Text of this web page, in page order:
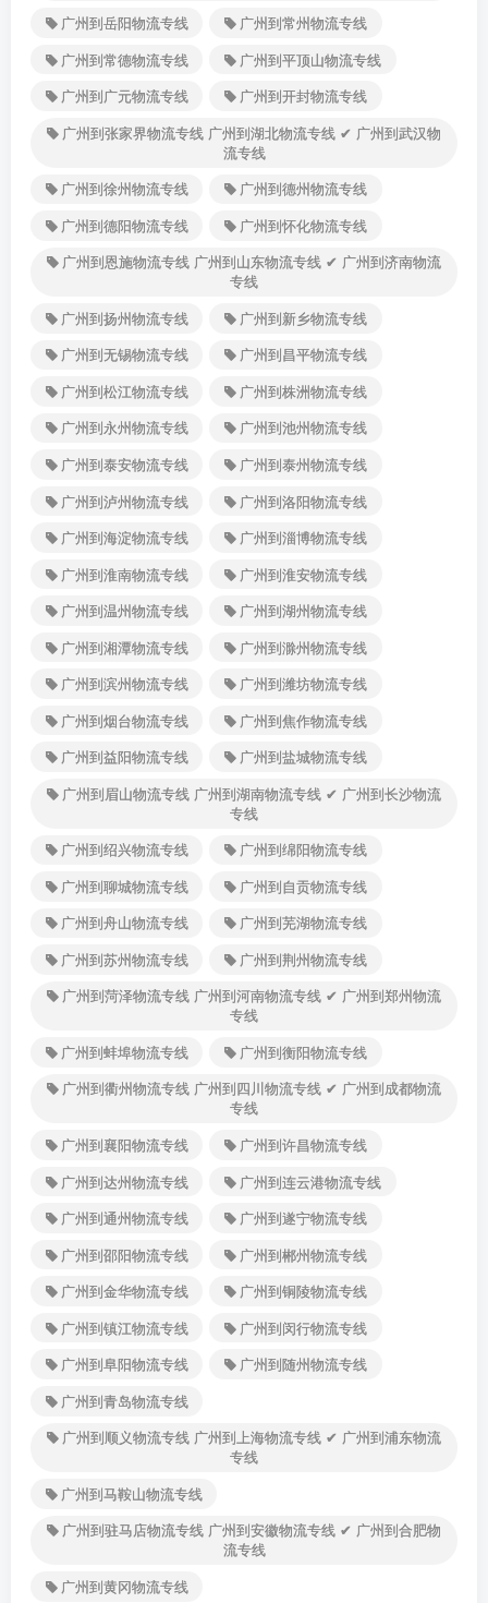
广州到岳阳物流专线
广州到常州物流专线
广州到常德物流专线
广州到平顶山物流专线
广州到广元物流专线
广州到开封物流专线
广州到张家界物流专线 广州到湖北物流专线 ✔ 广州到武汉物
流专线
广州到徐州物流专线
广州到德州物流专线
广州到德阳物流专线
广州到怀化物流专线
广州到恩施物流专线 广州到山东物流专线 ✔ 广州到济南物流
专线
广州到扬州物流专线
广州到新乡物流专线
广州到无锡物流专线
广州到昌平物流专线
广州到松江物流专线
广州到株洲物流专线
广州到永州物流专线
广州到池州物流专线
广州到泰安物流专线
广州到泰州物流专线
广州到泸州物流专线
广州到洛阳物流专线
广州到海淀物流专线
广州到淄博物流专线
广州到淮南物流专线
广州到淮安物流专线
广州到温州物流专线
广州到湖州物流专线
广州到湘潭物流专线
广州到滁州物流专线
广州到滨州物流专线
广州到潍坊物流专线
广州到烟台物流专线
广州到焦作物流专线
广州到益阳物流专线
广州到盐城物流专线
广州到眉山物流专线 广州到湖南物流专线 ✔ 广州到长沙物流
专线
广州到绍兴物流专线
广州到绵阳物流专线
广州到聊城物流专线
广州到自贡物流专线
广州到舟山物流专线
广州到芜湖物流专线
广州到苏州物流专线
广州到荆州物流专线
广州到菏泽物流专线 广州到河南物流专线 ✔ 广州到郑州物流
专线
广州到蚌埠物流专线
广州到衡阳物流专线
广州到衢州物流专线 广州到四川物流专线 ✔ 广州到成都物流
专线
广州到襄阳物流专线
广州到许昌物流专线
广州到达州物流专线
广州到连云港物流专线
广州到通州物流专线
广州到遂宁物流专线
广州到邵阳物流专线
广州到郴州物流专线
广州到金华物流专线
广州到铜陵物流专线
广州到镇江物流专线
广州到闵行物流专线
广州到阜阳物流专线
广州到随州物流专线
广州到青岛物流专线
广州到顺义物流专线 广州到上海物流专线 ✔ 广州到浦东物流
专线
广州到马鞍山物流专线
广州到驻马店物流专线 广州到安徽物流专线 ✔ 广州到合肥物
流专线
广州到黄冈物流专线